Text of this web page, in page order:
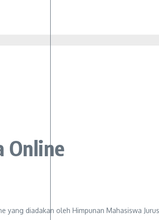
Online
diadakan oleh Himpunan Mahasiswa